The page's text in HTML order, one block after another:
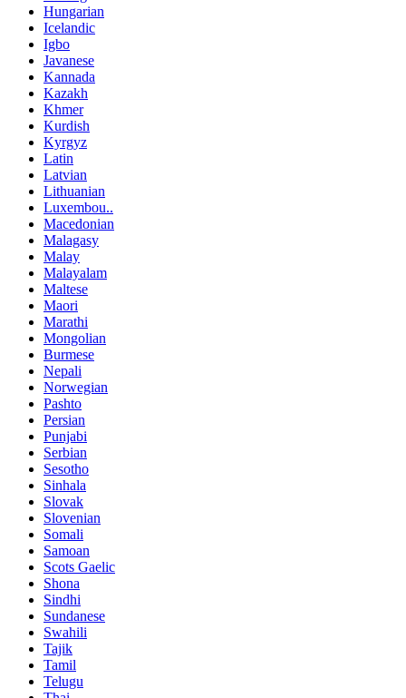
Hungarian
Icelandic
Igbo
Javanese
Kannada
Kazakh
Khmer
Kurdish
Kyrgyz
Latin
Latvian
Lithuanian
Luxembou..
Macedonian
Malagasy
Malay
Malayalam
Maltese
Maori
Marathi
Mongolian
Burmese
Nepali
Norwegian
Pashto
Persian
Punjabi
Serbian
Sesotho
Sinhala
Slovak
Slovenian
Somali
Samoan
Scots Gaelic
Shona
Sindhi
Sundanese
Swahili
Tajik
Tamil
Telugu